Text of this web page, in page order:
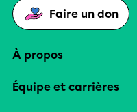
Faire un don
À propos
Équipe et carrières